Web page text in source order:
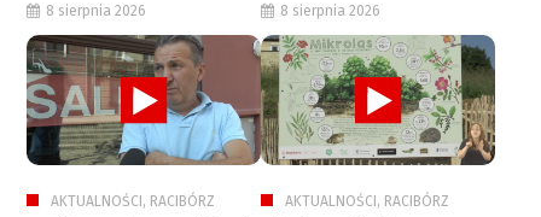
8 sierpnia 2026
AKTUALNOŚCI, RACIBÓRZ
8 sierpnia 2026
AKTUALNOŚCI, RACIBÓRZ